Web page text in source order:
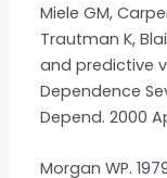
Miele GM,
Trautman K,
and predictive
Dependence
Depend. 2000
Morgan WP.